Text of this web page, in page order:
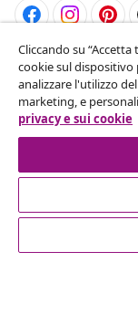
Recesso dal
Invia una
Servizio clienti
Cliccando su
cookie sul dispositivo
analizzare l'utilizzo
marketing, e
privacy e sui cookie